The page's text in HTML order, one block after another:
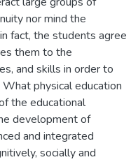
nor mind the
fact, the students agree
them to the
and skills in order to
physical education
the educational
development of
and integrated
socially and